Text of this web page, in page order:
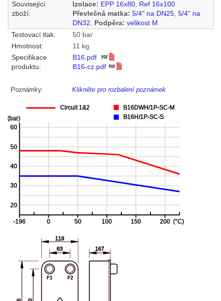
Související
zboží:
Izolace: EPP 16x80, Ref 16x100.
Převlečná matka: 5/4" na DN25, 5/4" na
DN32. Podpěra: velikost M
Testovací tlak:
50 bar
Hmotnost:
11 kg
Specifikace
produktu:
B16.pdf
B16-cz.pdf
Poznámky: Klikněte pro rozbalení poznámek